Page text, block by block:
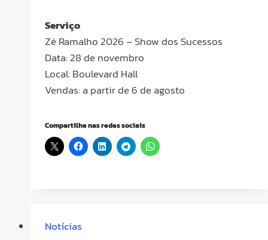
Serviço
Zé Ramalho 2026 – Show dos Sucessos
Data: 28 de novembro
Local: Boulevard Hall
Vendas: a partir de 6 de agosto
Compartilhe nas redes sociais
Notícias